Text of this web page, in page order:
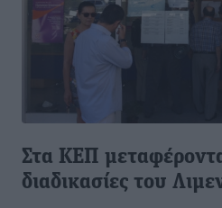
Στα ΚΕΠ
διαδικασίες του